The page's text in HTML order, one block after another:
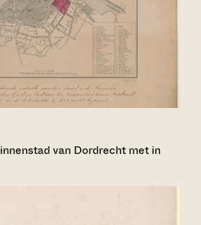
van Dordrecht met in